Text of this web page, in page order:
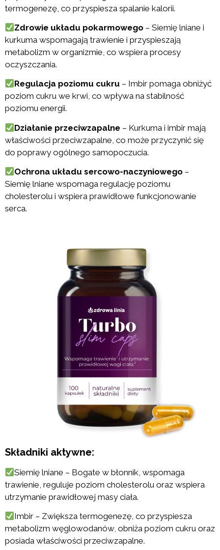
termogenezę, co przyspiesza spalanie kalorii.
Zdrowie układu pokarmowego – Siemię lniane i
kurkuma wspomagają trawienie i przyspieszają
metabolizm w organizmie, co wspiera procesy
oczyszczania.
Regulacja poziomu cukru – Imbir pomaga obniżyć
poziom cukru we krwi, co wpływa na stabilność
poziomu energii.
Działanie przeciwzapalne – Kurkuma i imbir mają
właściwości przeciwzapalne, co może przyczynić się
do poprawy ogólnego samopoczucia.
Ochrona układu sercowo-naczyniowego –
Siemię lniane wspomaga regulację poziomu
cholesterolu i wspiera prawidłowe funkcjonowanie
serca.
Składniki aktywne:
Siemię lniane – Bogate w błonnik, wspomaga
trawienie, reguluje poziom cholesterolu oraz wspiera
utrzymanie prawidłowej masy ciała.
Imbir – Zwiększa termogenezę, co przyspiesza
metabolizm węglowodanów, obniża poziom cukru oraz
posiada właściwości przeciwzapalne.